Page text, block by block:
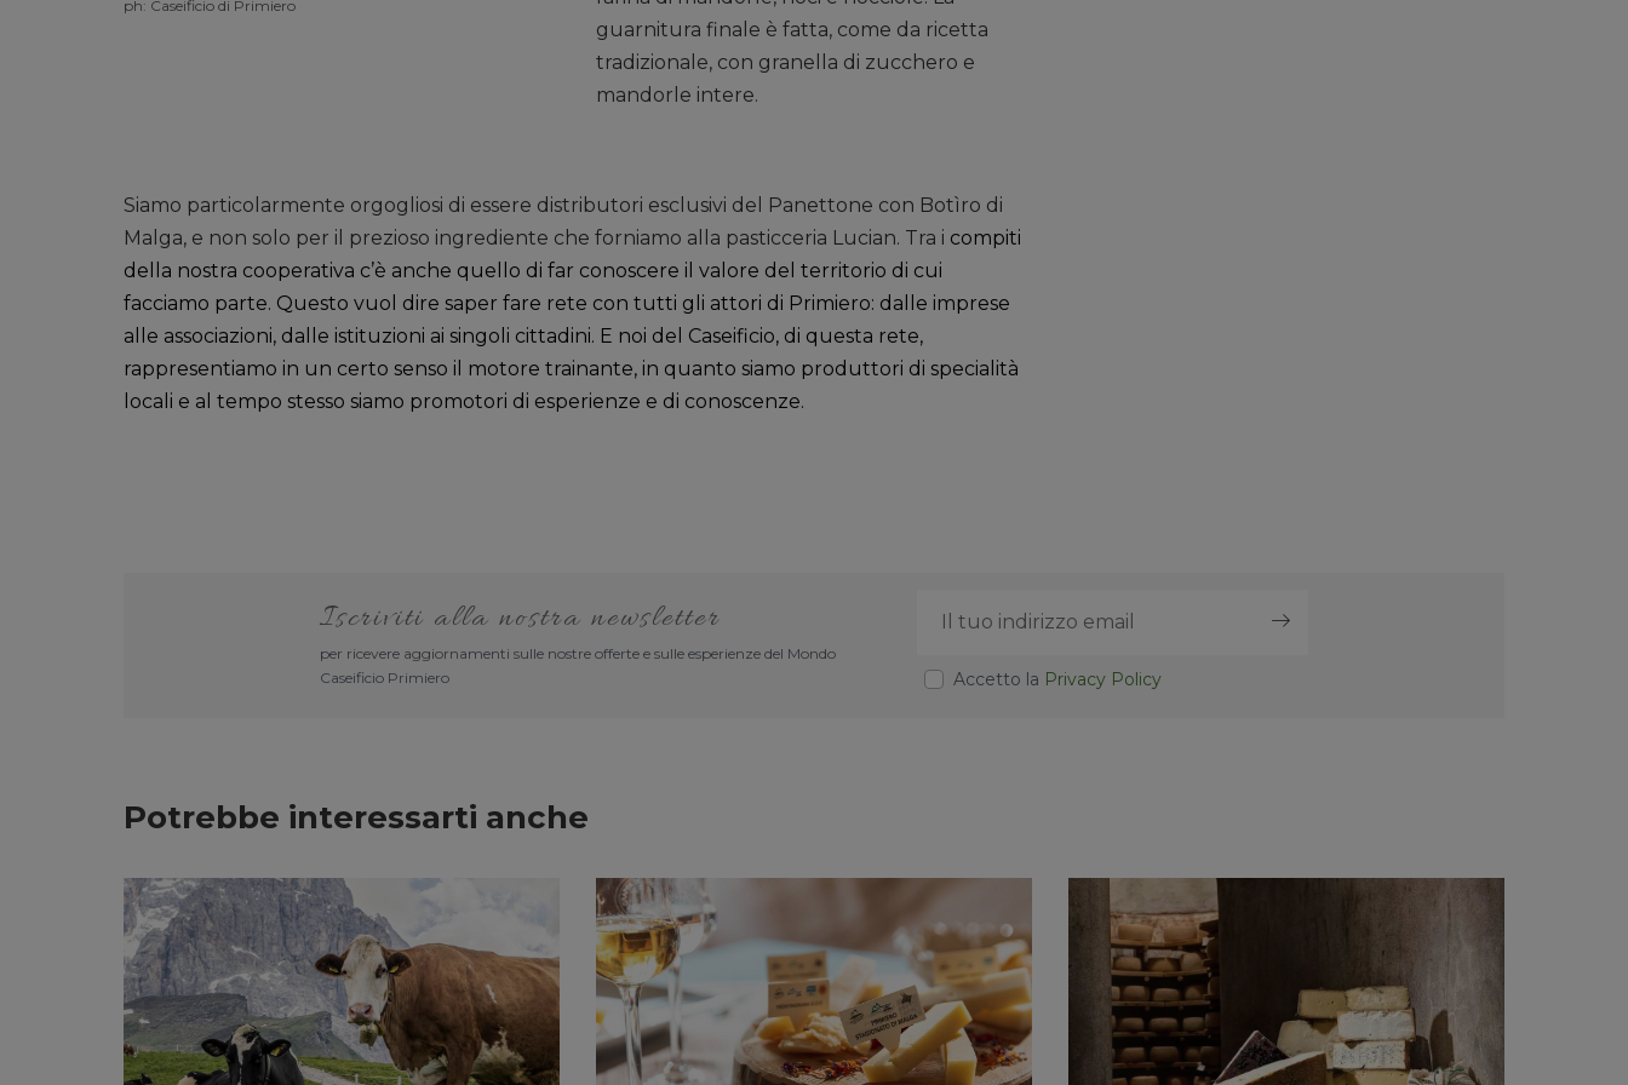
ph: Caseificio di Primiero
guarnitura finale è fatta, come da ricetta
tradizionale, con granella di zucchero e
mandorle intere.
Siamo particolarmente orgogliosi di essere distributori esclusivi del Panettone con Botìro di
Malga, e non solo per il prezioso ingrediente che forniamo alla pasticceria Lucian. Tra i compiti
della nostra cooperativa c’è anche quello di far conoscere il valore del territorio di cui
facciamo parte. Questo vuol dire saper fare rete con tutti gli attori di Primiero: dalle imprese
alle associazioni, dalle istituzioni ai singoli cittadini. E noi del Caseificio, di questa rete,
rappresentiamo in un certo senso il motore trainante, in quanto siamo produttori di specialità
locali e al tempo stesso siamo promotori di esperienze e di conoscenze.
Iscriviti alla nostra newsletter
per ricevere aggiornamenti sulle nostre offerte e sulle esperienze del Mondo
Caseificio Primiero
Accetto la Privacy Policy
Potrebbe interessarti anche